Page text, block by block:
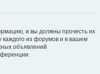
и вы должны прочесть их
каждого из форумов и в вашем
объявлений